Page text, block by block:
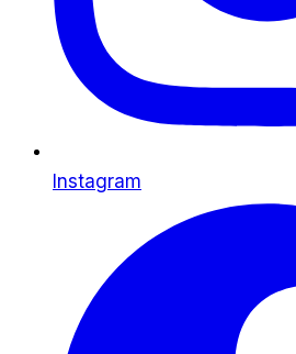
Instagram